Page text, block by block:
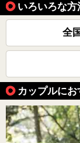
いろいろな
全
カップルに